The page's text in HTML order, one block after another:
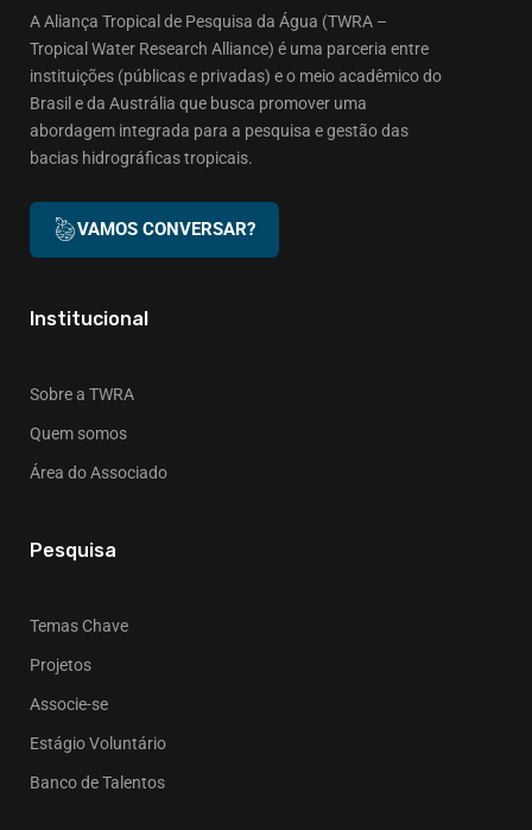
A Aliança Tropical de Pesquisa da Água (TWRA –
Tropical Water Research Alliance) é uma parceria entre
instituições (públicas e privadas) e o meio acadêmico do
Brasil e da Austrália que busca promover uma
abordagem integrada para a pesquisa e gestão das
bacias hidrográficas tropicais.
VAMOS CONVERSAR?
Institucional
Sobre a TWRA
Quem somos
Área do Associado
Pesquisa
Temas Chave
Projetos
Associe-se
Estágio Voluntário
Banco de Talentos